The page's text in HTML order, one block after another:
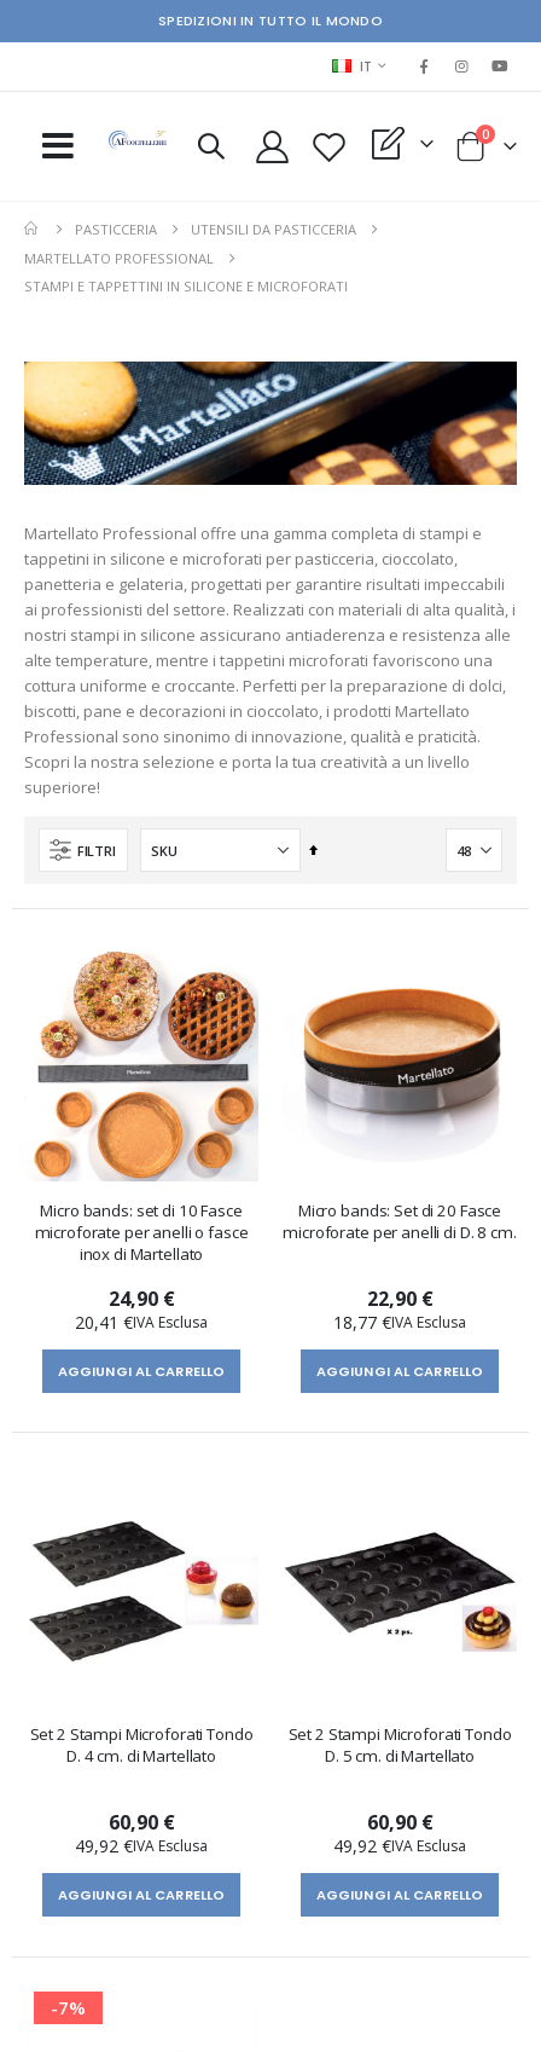
SPEDIZIONI IN TUTTO IL MONDO
LINGUA
IT
My Quote Cart
0elementi
PASTICCERIA
UTENSILI DA PASTICCERIA
MARTELLATO PROFESSIONAL
STAMPI E TAPPETTINI IN SILICONE E MICROFORATI
Martellato Professional offre una gamma completa di stampi e
tappetini in silicone e microforati per pasticceria, cioccolato,
panetteria e gelateria, progettati per garantire risultati impeccabili
ai professionisti del settore. Realizzati con materiali di alta qualità, i
nostri stampi in silicone assicurano antiaderenza e resistenza alle
alte temperature, mentre i tappetini microforati favoriscono una
cottura uniforme e croccante. Perfetti per la preparazione di dolci,
biscotti, pane e decorazioni in cioccolato, i prodotti Martellato
Professional sono sinonimo di innovazione, qualità e praticità.
Scopri la nostra selezione e porta la tua creatività a un livello
superiore!
FILTRI
Imposta
Micro bands: set di 10 Fasce
microforate per anelli o fasce
inox di Martellato
24,90 €
20,41 €
AGGIUNGI AL CARRELLO
Micro bands: Set di 20 Fasce
microforate per anelli di D. 8 cm.
22,90 €
18,77 €
AGGIUNGI AL CARRELLO
Set 2 Stampi Microforati Tondo
D. 4 cm. di Martellato
60,90 €
49,92 €
AGGIUNGI AL CARRELLO
Set 2 Stampi Microforati Tondo
D. 5 cm. di Martellato
60,90 €
49,92 €
AGGIUNGI AL CARRELLO
-7%